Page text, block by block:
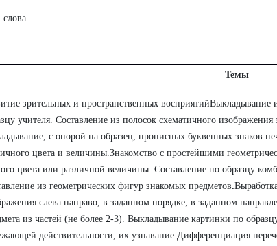
Темы
зрительных и пространственных
учителя. Составление из полосок схематичного
с опорой на образец, прописных буквенных знаков
цвета и величины.Знакомство с простейшими
цвета или различной величины. Составление по образцу
из геометрических фигур знакомых предметов.
слева направо, в заданном порядке; в заданном
из частей (не более 2-3). Выкладывание картинки по
действительности, их узнавание.Дифференциация